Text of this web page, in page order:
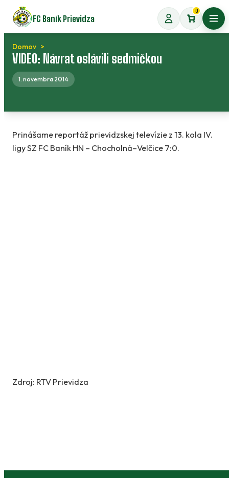
Preskočiť
na
obsah
FC Baník Prievidza
0
Domov
VIDEO: Návrat oslávili sedmičkou
1. novembra 2014
Prinášame reportáž prievidzskej televízie z 13. kola IV.
ligy SZ FC Baník HN – Chocholná–Velčice 7:0.
Zdroj: RTV Prievidza